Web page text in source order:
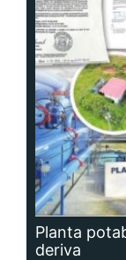
Planta
deriva